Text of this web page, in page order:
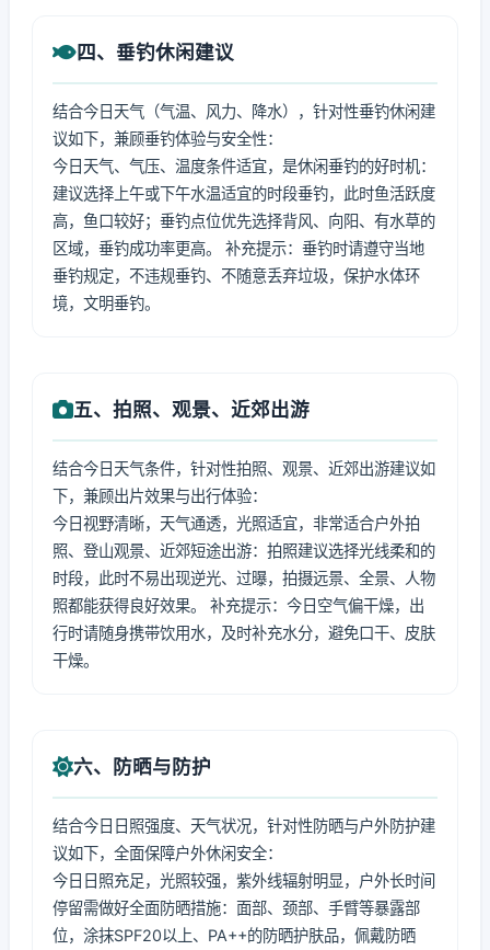
四、垂钓休闲建议
结合今日天气（气温、风力、降水），针对性垂钓休闲建
议如下，兼顾垂钓体验与安全性：
今日天气、气压、温度条件适宜，是休闲垂钓的好时机：
建议选择上午或下午水温适宜的时段垂钓，此时鱼活跃度
高，鱼口较好；垂钓点位优先选择背风、向阳、有水草的
区域，垂钓成功率更高。 补充提示：垂钓时请遵守当地
垂钓规定，不违规垂钓、不随意丢弃垃圾，保护水体环
境，文明垂钓。
五、拍照、观景、近郊出游
结合今日天气条件，针对性拍照、观景、近郊出游建议如
下，兼顾出片效果与出行体验：
今日视野清晰，天气通透，光照适宜，非常适合户外拍
照、登山观景、近郊短途出游：拍照建议选择光线柔和的
时段，此时不易出现逆光、过曝，拍摄远景、全景、人物
照都能获得良好效果。 补充提示：今日空气偏干燥，出
行时请随身携带饮用水，及时补充水分，避免口干、皮肤
干燥。
六、防晒与防护
结合今日日照强度、天气状况，针对性防晒与户外防护建
议如下，全面保障户外休闲安全：
今日日照充足，光照较强，紫外线辐射明显，户外长时间
停留需做好全面防晒措施：面部、颈部、手臂等暴露部
位，涂抹SPF20以上、PA++的防晒护肤品，佩戴防晒